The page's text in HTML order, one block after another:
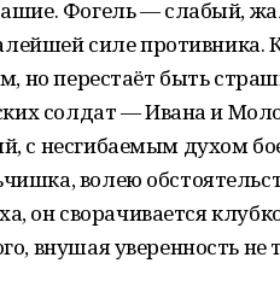
Фогель — слабый,
силе противника.
но перестаёт быть
солдат — Ивана и
с несгибаемым духом
волею
он сворачивается
внушая уверенность не